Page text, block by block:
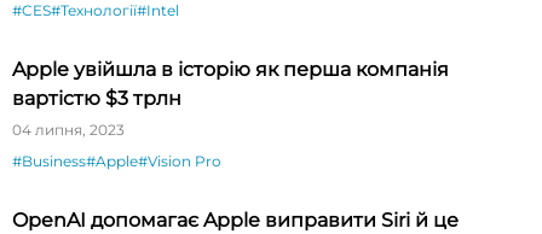
#CES#Технології#Intel
Apple увійшла в історію як перша компанія
вартістю $3 трлн
04 липня, 2023
#Business#Apple#Vision Pro
OpenAI допомагає Apple виправити Siri й це